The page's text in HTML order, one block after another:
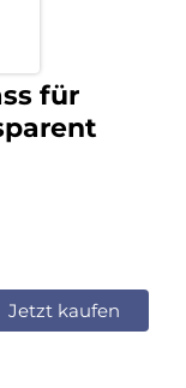
für
Jetzt kaufen